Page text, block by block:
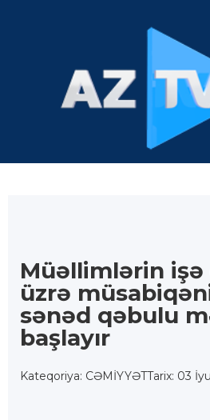
Müəllimlərin
üzrə
sənəd qəbulu
başlayır
Kateqoriya: CƏMİYYƏTTarix: 03